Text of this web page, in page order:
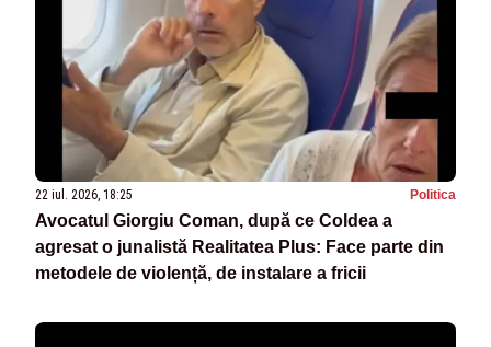
22 iul. 2026, 18:25 Politica
Avocatul Giorgiu Coman, după ce Coldea a
agresat o junalistă Realitatea Plus: Face parte din
metodele de violență, de instalare a fricii